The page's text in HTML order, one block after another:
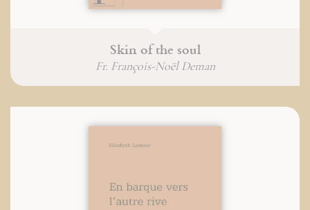
Skin of the soul
Fr. François-Noël Deman